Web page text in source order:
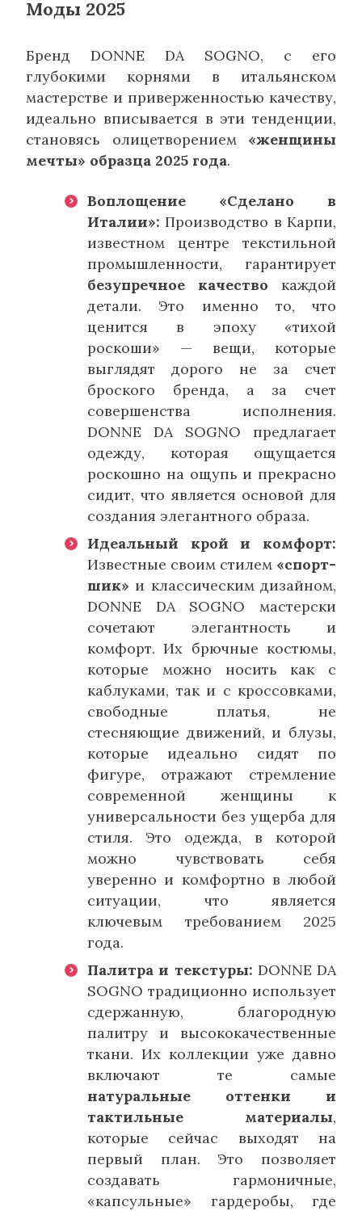
Моды 2025
Бренд DONNE DA SOGNO, с его
глубокими корнями в итальянском
мастерстве и приверженностью качеству,
идеально вписывается в эти тенденции,
становясь олицетворением «женщины
мечты» образца 2025 года.
Воплощение «Сделано в
Италии»: Производство в Карпи,
известном центре текстильной
промышленности, гарантирует
безупречное качество каждой
детали. Это именно то, что
ценится в эпоху «тихой
роскоши» — вещи, которые
выглядят дорого не за счет
броского бренда, а за счет
совершенства исполнения.
DONNE DA SOGNO предлагает
одежду, которая ощущается
роскошно на ощупь и прекрасно
сидит, что является основой для
создания элегантного образа.
Идеальный крой и комфорт:
Известные своим стилем «спорт-
шик» и классическим дизайном,
DONNE DA SOGNO мастерски
сочетают элегантность и
комфорт. Их брючные костюмы,
которые можно носить как с
каблуками, так и с кроссовками,
свободные платья, не
стесняющие движений, и блузы,
которые идеально сидят по
фигуре, отражают стремление
современной женщины к
универсальности без ущерба для
стиля. Это одежда, в которой
можно чувствовать себя
уверенно и комфортно в любой
ситуации, что является
ключевым требованием 2025
года.
Палитра и текстуры: DONNE DA
SOGNO традиционно использует
сдержанную, благородную
палитру и высококачественные
ткани. Их коллекции уже давно
включают те самые
натуральные оттенки и
тактильные материалы,
которые сейчас выходят на
первый план. Это позволяет
создавать гармоничные,
«капсульные» гардеробы, где